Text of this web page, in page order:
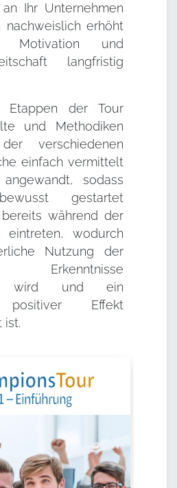
Ihr Unternehmen
nachweislich erhöht
und
langfristig
der Tour
und Methodiken
verschiedenen
einfach vermittelt
sodass
gestartet
während der
eintreten, wodurch
Nutzung der
Erkenntnisse
wird und ein
positiver Effekt
ist.